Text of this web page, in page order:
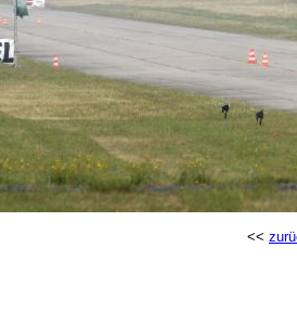
<<